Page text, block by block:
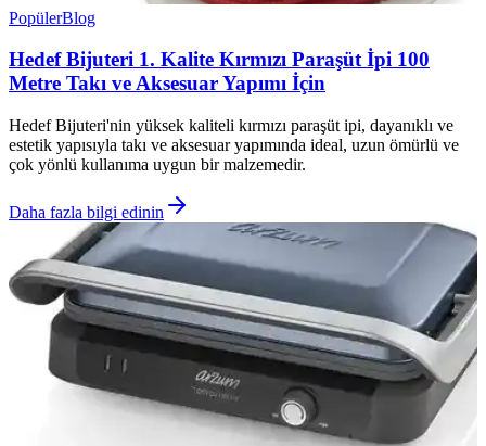
PopülerBlog
Hedef Bijuteri 1. Kalite Kırmızı Paraşüt İpi 100
Metre Takı ve Aksesuar Yapımı İçin
Hedef Bijuteri'nin yüksek kaliteli kırmızı paraşüt ipi, dayanıklı ve
estetik yapısıyla takı ve aksesuar yapımında ideal, uzun ömürlü ve
çok yönlü kullanıma uygun bir malzemedir.
Daha fazla bilgi edinin